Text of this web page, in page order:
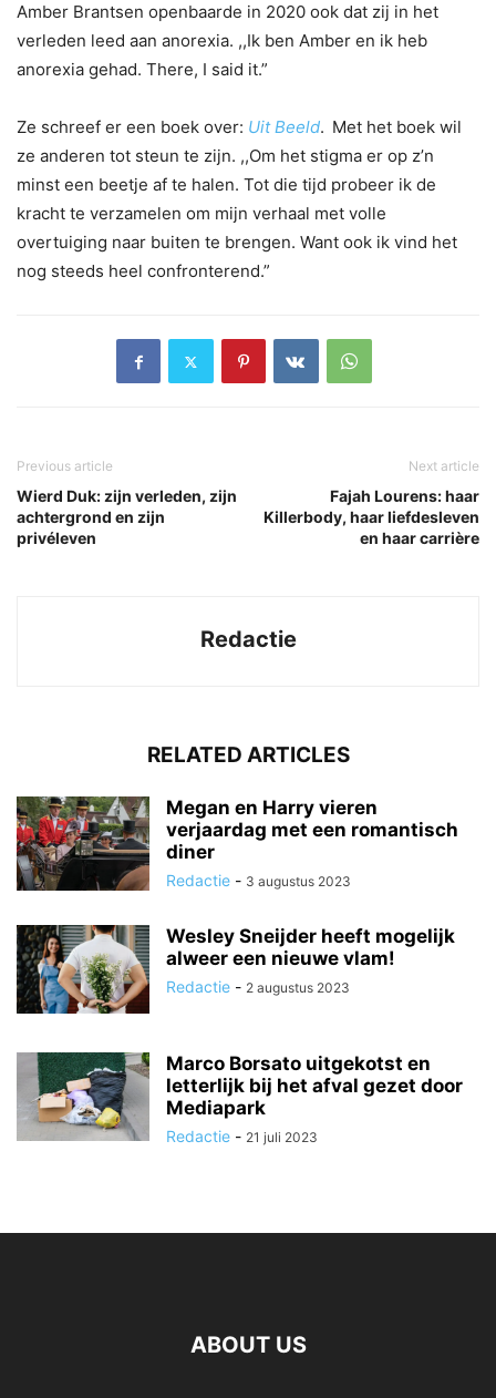
Amber Brantsen openbaarde in 2020 ook dat zij in het
verleden leed aan anorexia. ,,Ik ben Amber en ik heb
anorexia gehad. There, I said it.”
Ze schreef er een boek over: Uit Beeld. Met het boek wil
ze anderen tot steun te zijn. ,,Om het stigma er op z’n
minst een beetje af te halen. Tot die tijd probeer ik de
kracht te verzamelen om mijn verhaal met volle
overtuiging naar buiten te brengen. Want ook ik vind het
nog steeds heel confronterend.”
Previous article
Wierd Duk: zijn verleden, zijn
achtergrond en zijn
privéleven
Next article
Fajah Lourens: haar
Killerbody, haar liefdesleven
en haar carrière
Redactie
RELATED ARTICLES
Megan en Harry vieren
verjaardag met een romantisch
diner
Redactie - 3 augustus 2023
Wesley Sneijder heeft mogelijk
alweer een nieuwe vlam!
Redactie - 2 augustus 2023
Marco Borsato uitgekotst en
letterlijk bij het afval gezet door
Mediapark
Redactie - 21 juli 2023
ABOUT US